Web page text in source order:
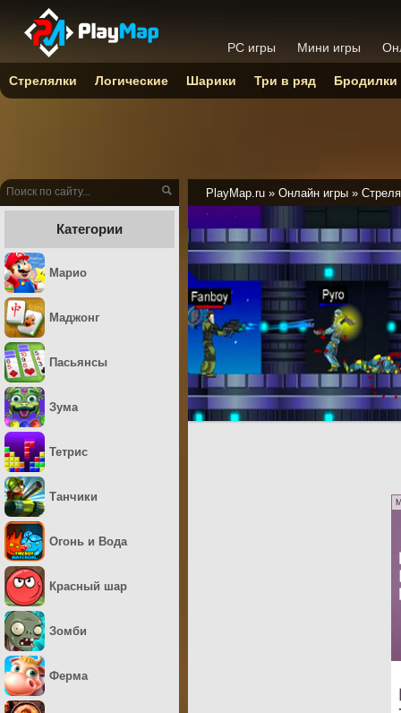
PlayMap.ru » Онлайн игры »
Категории
Марио
Маджонг
Пасьянсы
Зума
Тетрис
Танчики
Огонь и Вода
Красный шар
Зомби
Ферма
PC игры Мини игры
Стрелялки Логические Шарики Три в ряд Бродилки